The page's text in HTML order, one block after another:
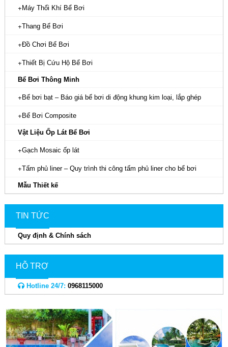
Máy Thổi Khí Bể Bơi
Thang Bể Bơi
Đồ Chơi Bể Bơi
Thiết Bị Cứu Hộ Bể Bơi
Bể Bơi Thông Minh
Bể bơi bạt – Báo giá bể bơi di động khung kim loại, lắp ghép
Bể Bơi Composite
Vật Liệu Ốp Lát Bể Bơi
Gạch Mosaic ốp lát
Tấm phủ liner – Quy trình thi công tấm phủ liner cho bể bơi
Mẫu Thiết kế
TIN TỨC
Quy định & Chính sách
HỖ TRỢ
Hotline 24/7: 0968115000